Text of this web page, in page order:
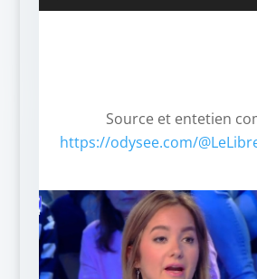
Source et entetien
https://odysee.com/